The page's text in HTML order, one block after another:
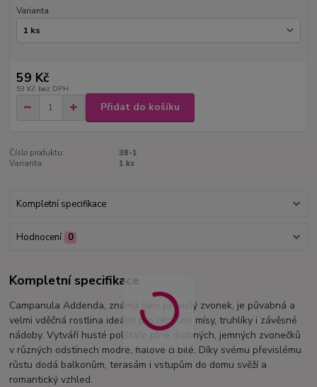
Varianta
59 Kč
53 Kč bez DPH
Přidat do košíku
Číslo produktu:
38-1
Varianta:
1 ks
Kompletní specifikace
Hodnocení 0
Kompletní specifikace
Campanula Addenda, známá jako převislý zvonek, je půvabná a
velmi vděčná rostlina ideální pro okrasné mísy, truhlíky i závěsné
nádoby. Vytváří husté polštáře plné drobných, jemných zvonečků
v různých odstínech modré, fialové či bílé. Díky svému převislému
růstu dodá balkonům, terasám i vstupům do domu svěží a
romantický vzhled.